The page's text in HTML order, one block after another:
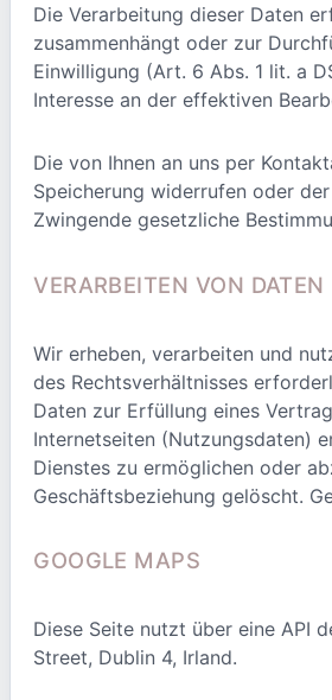
Die Verarbeitung dieser Daten
zusammenhängt oder zur
Einwilligung (Art. 6 Abs. 1 lit. a
Interesse an der effektiven
Die von Ihnen an uns per
Speicherung widerrufen oder
Zwingende gesetzliche
VERARBEITEN VON
Wir erheben, verarbeiten und
des Rechtsverhältnisses
Daten zur Erfüllung eines
Internetseiten (Nutzungsdaten)
Dienstes zu ermöglichen oder
Geschäftsbeziehung gelöscht.
GOOGLE MAPS
Diese Seite nutzt über eine API
Street, Dublin 4, Irland.